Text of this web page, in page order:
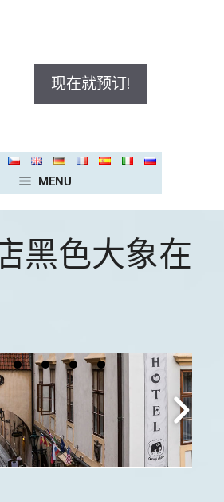
现在就预订!
MENU
黑色大象在